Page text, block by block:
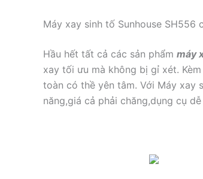
Máy xay sinh tố Sunhouse SH556
Hầu hết tất cả các sản phẩm máy
xay tối ưu mà không bị gỉ xét.
toàn có thề yên tâm. Với Máy xay
năng,giá cả phải chăng,dụng cụ